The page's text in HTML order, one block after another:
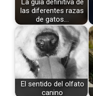
La guía definitiva de
las diferentes razas
de gatos…
El sentido del olfato
canino